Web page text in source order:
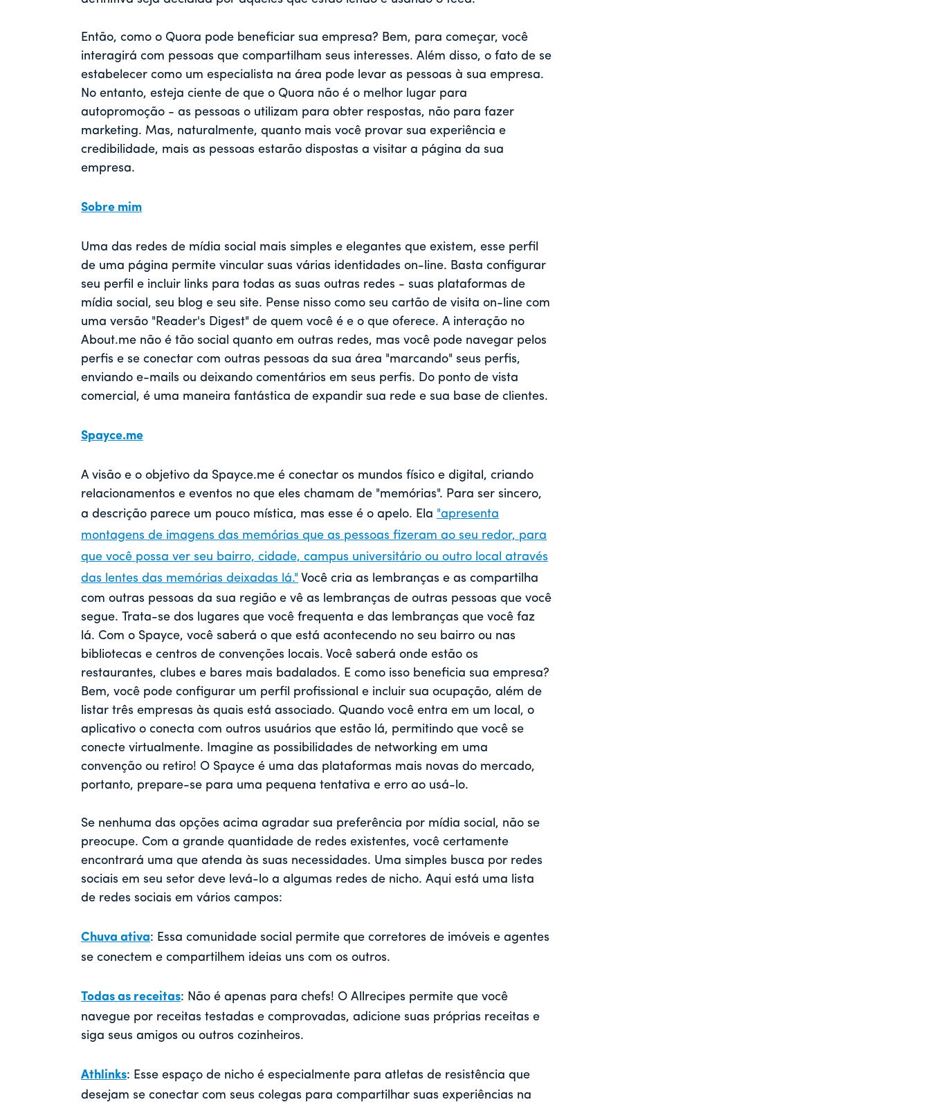
Então, como o Quora pode beneficiar sua empresa? Bem, para começar, você
interagirá com pessoas que compartilham seus interesses. Além disso, o fato de se
estabelecer como um especialista na área pode levar as pessoas à sua empresa.
No entanto, esteja ciente de que o Quora não é o melhor lugar para
autopromoção - as pessoas o utilizam para obter respostas, não para fazer
marketing. Mas, naturalmente, quanto mais você provar sua experiência e
credibilidade, mais as pessoas estarão dispostas a visitar a página da sua
empresa.
Sobre mim
Uma das redes de mídia social mais simples e elegantes que existem, esse perfil
de uma página permite vincular suas várias identidades on-line. Basta configurar
seu perfil e incluir links para todas as suas outras redes - suas plataformas de
mídia social, seu blog e seu site. Pense nisso como seu cartão de visita on-line com
uma versão "Reader's Digest" de quem você é e o que oferece. A interação no
About.me não é tão social quanto em outras redes, mas você pode navegar pelos
perfis e se conectar com outras pessoas da sua área "marcando" seus perfis,
enviando e-mails ou deixando comentários em seus perfis. Do ponto de vista
comercial, é uma maneira fantástica de expandir sua rede e sua base de clientes.
Spayce.me
A visão e o objetivo da Spayce.me é conectar os mundos físico e digital, criando
relacionamentos e eventos no que eles chamam de "memórias". Para ser sincero,
a descrição parece um pouco mística, mas esse é o apelo. Ela "apresenta
montagens de imagens das memórias que as pessoas fizeram ao seu redor, para
que você possa ver seu bairro, cidade, campus universitário ou outro local através
das lentes das memórias deixadas lá." Você cria as lembranças e as compartilha
com outras pessoas da sua região e vê as lembranças de outras pessoas que você
segue. Trata-se dos lugares que você frequenta e das lembranças que você faz
lá. Com o Spayce, você saberá o que está acontecendo no seu bairro ou nas
bibliotecas e centros de convenções locais. Você saberá onde estão os
restaurantes, clubes e bares mais badalados. E como isso beneficia sua empresa?
Bem, você pode configurar um perfil profissional e incluir sua ocupação, além de
listar três empresas às quais está associado. Quando você entra em um local, o
aplicativo o conecta com outros usuários que estão lá, permitindo que você se
conecte virtualmente. Imagine as possibilidades de networking em uma
convenção ou retiro! O Spayce é uma das plataformas mais novas do mercado,
portanto, prepare-se para uma pequena tentativa e erro ao usá-lo.
Se nenhuma das opções acima agradar sua preferência por mídia social, não se
preocupe. Com a grande quantidade de redes existentes, você certamente
encontrará uma que atenda às suas necessidades. Uma simples busca por redes
sociais em seu setor deve levá-lo a algumas redes de nicho. Aqui está uma lista
de redes sociais em vários campos:
Chuva ativa: Essa comunidade social permite que corretores de imóveis e agentes
se conectem e compartilhem ideias uns com os outros.
Todas as receitas: Não é apenas para chefs! O Allrecipes permite que você
navegue por receitas testadas e comprovadas, adicione suas próprias receitas e
siga seus amigos ou outros cozinheiros.
Athlinks: Esse espaço de nicho é especialmente para atletas de resistência que
desejam se conectar com seus colegas para compartilhar suas experiências na